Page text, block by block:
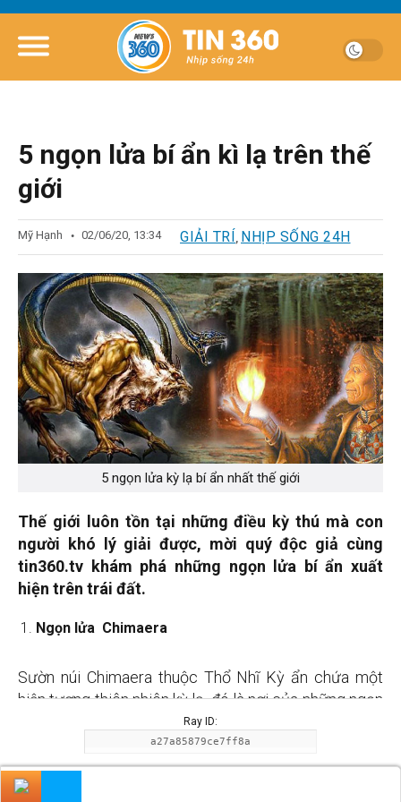
5 ngọn lửa bí ẩn kì lạ trên thế
giới
Mỹ Hạnh 02/06/20, 13:34 GIẢI TRÍ, NHỊP SỐNG 24H
5 ngọn lửa kỳ lạ bí ẩn nhất thế giới
Thế giới luôn tồn tại những điều kỳ thú mà con
người khó lý giải được, mời quý độc giả cùng
tin360.tv khám phá những ngọn lửa bí ẩn xuất
hiện trên trái đất.
Ngọn lửa Chimaera
Sườn núi Chimaera thuộc Thổ Nhĩ Kỳ ẩn chứa một
hiện tượng thiên nhiên kỳ lạ, đó là nơi của những ngọn
lửa vĩnh cửu, được cho là đã cháy suốt 2.500 năm
Người dân gọi những ngọn lửa này là Yanartas, nghĩa
x
Ray ID:
a27a85879ce7ff8a